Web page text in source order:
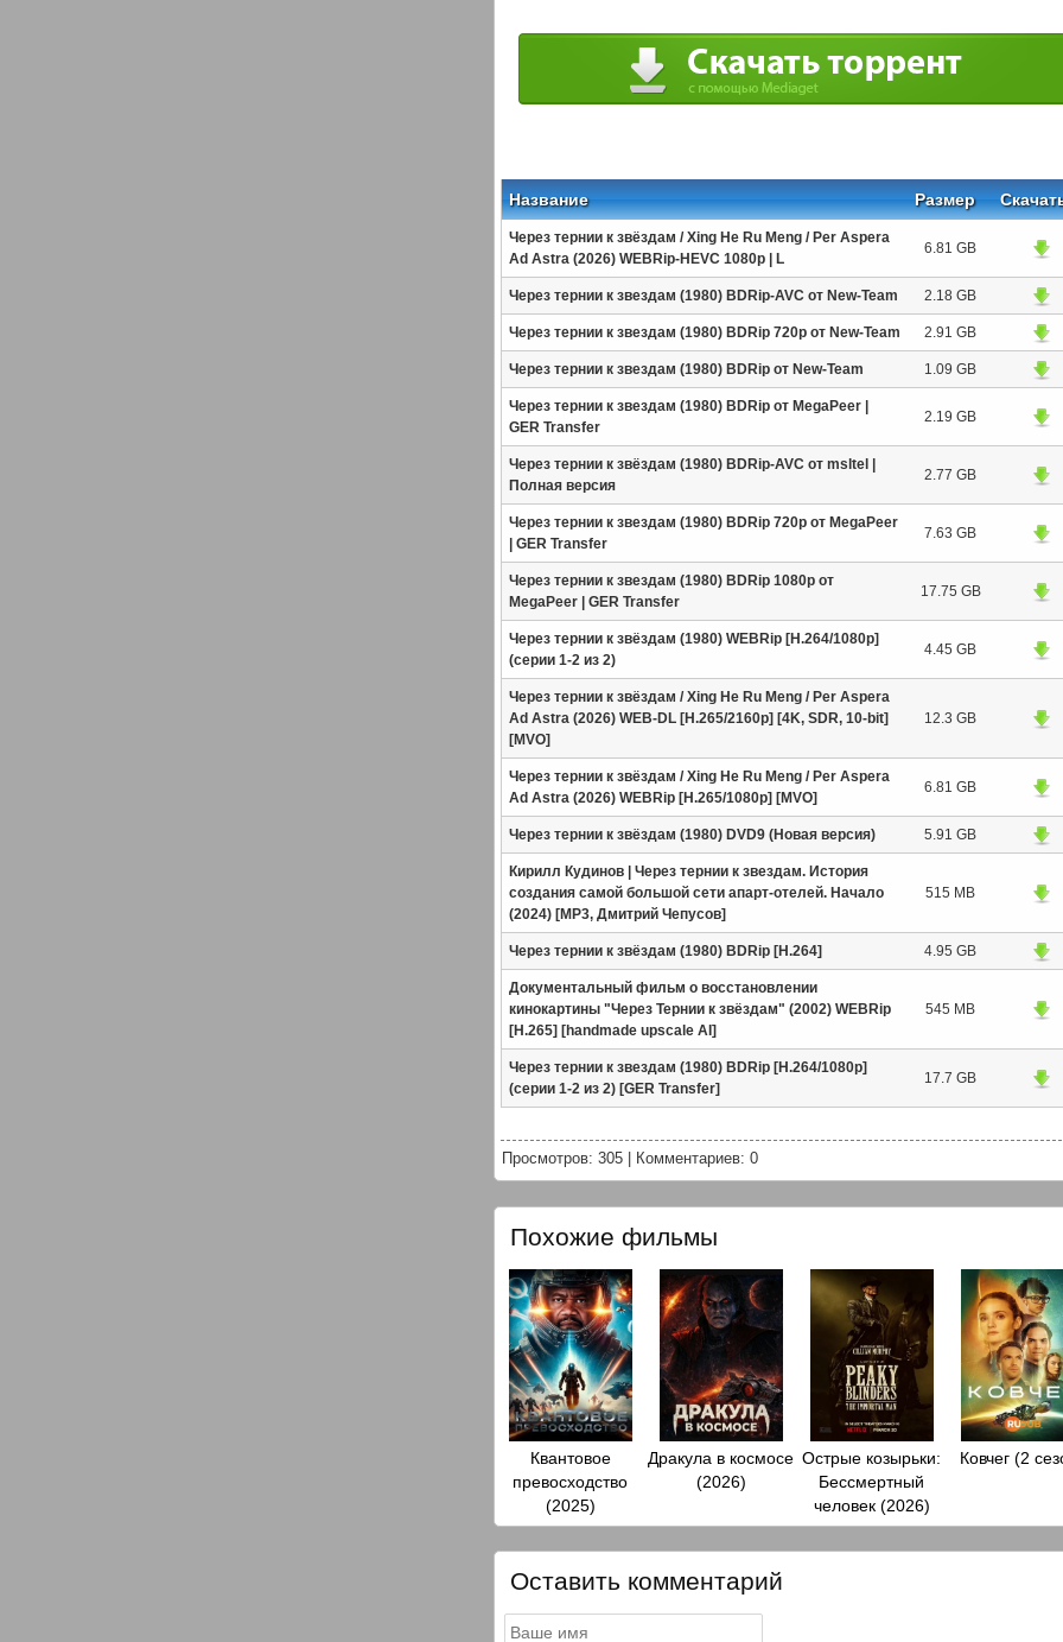
Название Размер
Через тернии к звёздам / Xing He Ru Meng / Per Aspera
Ad Astra (2026) WEBRip-HEVC 1080p | L
6.81 GB
Через тернии к звездам (1980) BDRip-AVC от New-Team 2.18 GB
Через тернии к звездам (1980) BDRip 720p от New-Team 2.91 GB
Через тернии к звездам (1980) BDRip от New-Team 1.09 GB
Через тернии к звездам (1980) BDRip от MegaPeer |
GER Transfer
2.19 GB
Через тернии к звёздам (1980) BDRip-AVC от msltel |
Полная версия
2.77 GB
Через тернии к звездам (1980) BDRip 720p от MegaPeer
| GER Transfer
7.63 GB
Через тернии к звездам (1980) BDRip 1080p от
MegaPeer | GER Transfer
17.75 GB
Через тернии к звёздам (1980) WEBRip [H.264/1080p]
(серии 1-2 из 2)
4.45 GB
Через тернии к звёздам / Xing He Ru Meng / Per Aspera
Ad Astra (2026) WEB-DL [H.265/2160p] [4K, SDR, 10-bit]
[MVO]
12.3 GB
Через тернии к звёздам / Xing He Ru Meng / Per Aspera
Ad Astra (2026) WEBRip [H.265/1080p] [MVO]
6.81 GB
Через тернии к звёздам (1980) DVD9 (Новая версия) 5.91 GB
Кирилл Кудинов | Через тернии к звездам. История
создания самой большой сети апарт-отелей. Начало
(2024) [MP3, Дмитрий Чепусов]
515 MB
Через тернии к звёздам (1980) BDRip [H.264] 4.95 GB
Документальный фильм о восстановлении
кинокартины "Через Тернии к звёздам" (2002) WEBRip
[H.265] [handmade upscale AI]
545 MB
Через тернии к звездам (1980) BDRip [H.264/1080p]
(серии 1-2 из 2) [GER Transfer]
17.7 GB
Просмотров: 305 Комментариев: 0
Похожие фильмы
Квантовое
превосходство
(2025)
Дракула в космосе
(2026)
Острые козырьки:
Бессмертный
человек (2026)
Ковчег (2
Оставить комментарий